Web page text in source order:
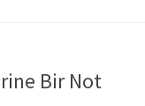
Bir Not